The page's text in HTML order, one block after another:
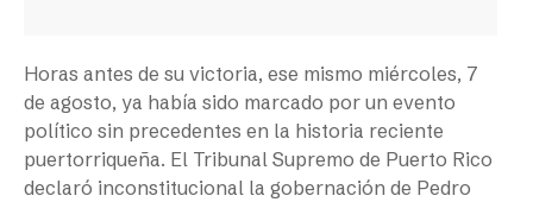
Horas antes de su victoria, ese mismo miércoles, 7
de agosto, ya había sido marcado por un evento
político sin precedentes en la historia reciente
puertorriqueña. El Tribunal Supremo de Puerto Rico
declaró inconstitucional la gobernación de Pedro